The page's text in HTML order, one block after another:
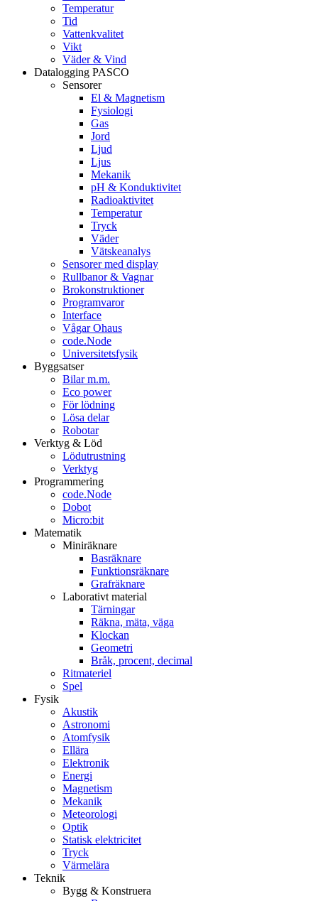
Temperatur
Tid
Vattenkvalitet
Vikt
Väder & Vind
Datalogging PASCO
Sensorer
El & Magnetism
Fysiologi
Gas
Jord
Ljud
Ljus
Mekanik
pH & Konduktivitet
Radioaktivitet
Temperatur
Tryck
Väder
Vätskeanalys
Sensorer med display
Rullbanor & Vagnar
Brokonstruktioner
Programvaror
Interface
Vågar Ohaus
code.Node
Universitetsfysik
Byggsatser
Bilar m.m.
Eco power
För lödning
Lösa delar
Robotar
Verktyg & Löd
Lödutrustning
Verktyg
Programmering
code.Node
Dobot
Micro:bit
Matematik
Miniräknare
Basräknare
Funktionsräknare
Grafräknare
Laborativt material
Tärningar
Räkna, mäta, väga
Klockan
Geometri
Bråk, procent, decimal
Ritmateriel
Spel
Fysik
Akustik
Astronomi
Atomfysik
Ellära
Elektronik
Energi
Magnetism
Mekanik
Meteorologi
Optik
Statisk elektricitet
Tryck
Värmelära
Teknik
Bygg & Konstruera